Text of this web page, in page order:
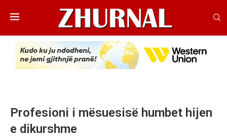
Profesioni i mësuesisë humbet hijen
e dikurshme